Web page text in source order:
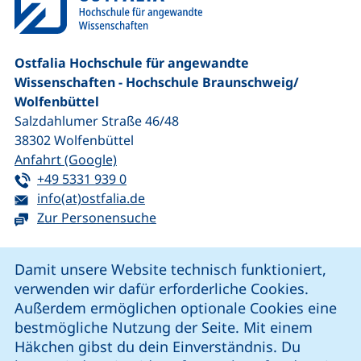
Damit unsere Website technisch funktioniert,
verwenden wir dafür erforderliche Cookies.
Außerdem ermöglichen optionale Cookies eine
bestmögliche Nutzung der Seite. Mit einem
Häkchen gibst du dein Einverständnis. Du
Ostfalia Hochschule für angewandte
Wissenschaften - Hochschule Braunschweig/​
Wolfenbüttel
Salzdahlumer Straße 46/48
38302Wolfenbüttel
Anfahrt (Google)(externer Link, öffnet neues Fenster)
Tel:
+49 5331 939 0(startet einen Telefonanruf, wenn Ihr
E-Mail:
info(at)ostfalia.de(öffnet Ihr E-Mail-Programm)
Zur Personensuche
unsere Facebook-Seite (externer Link, öffnet neues
unsere LinkedIn-Seite (externer Link, öffnet
unsere Instagram-Seite (externer Link,
unsere YouTube-Seite (externer
Cookie-Einstellungen